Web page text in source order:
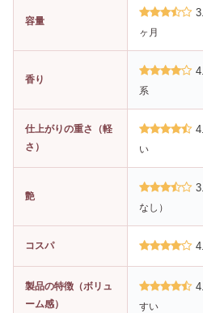
容量
ヶ月
香り
系
仕上がりの重さ（軽
さ）
い
艶
なし）
コスパ
製品の特徴（ボリュ
ーム感）
すい